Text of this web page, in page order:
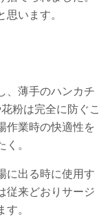
います。
、薄手のハンカチ
粉は完全に防ぐこ
作業時の快適性を
。
に出る時に使用す
従来どおりサージ
。